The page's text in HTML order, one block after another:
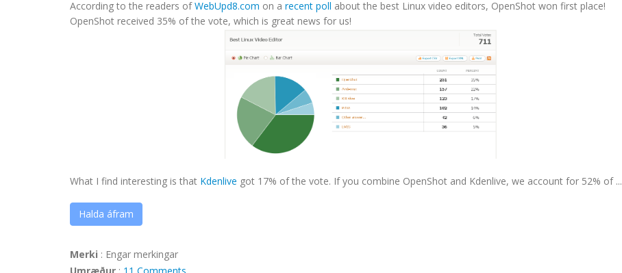
According to the readers ofWebUpd8.com on a recent poll about the best Linux video editors, OpenShot won first place!
OpenShot received 35% of the vote, which is great news for us!
What I find interesting is that Kdenlive got 17% of the vote. If you combine OpenShot and Kdenlive, we account for 52% of ...
Halda áfram
Merki : Engar merkingar